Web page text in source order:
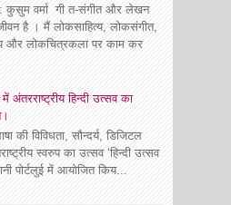
कुसुम वर्मा गी त-संगीत और लेखन
है । मैं लोकसाहित्य, लोकसंगीत,
और लोकचित्रकला पर काम कर
अंतरराष्ट्रीय हिन्दी उत्सव का
की विविधता, सौन्दर्य, डिजिटल
स्वरुप का उत्सव ‘हिन्दी उत्सव
पोर्टलुई में आयोजित किय...